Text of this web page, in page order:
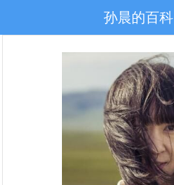
孙晨的百科